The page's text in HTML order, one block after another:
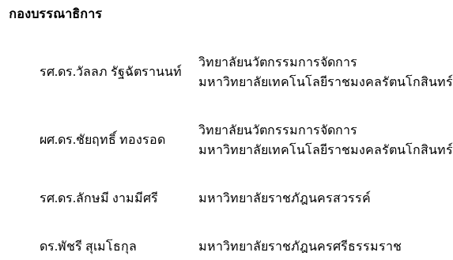
กองบรรณาธิการ
รศ.ดร.วัลลภ รัฐฉัตรานนท์
วิทยาลัยนวัตกรรมการจัดการ
มหาวิทยาลัยเทคโนโลยีราชมงคลรัตนโกสินทร์
ผศ.ดร.ชัยฤทธิ์ ทองรอด
วิทยาลัยนวัตกรรมการจัดการ
มหาวิทยาลัยเทคโนโลยีราชมงคลรัตนโกสินทร์
รศ.ดร.ลักษมี งามมีศรี มหาวิทยาลัยราชภัฎนครสวรรค์
ดร.พัชรี สุเมโธกุล มหาวิทยาลัยราชภัฎนครศรีธรรมราช